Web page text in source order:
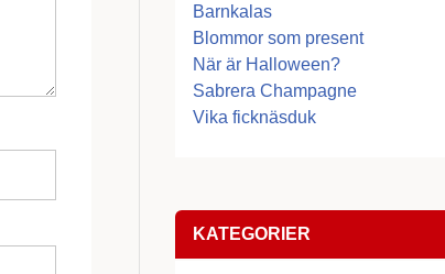
Barnkalas
Blommor som present
När är Halloween?
Sabrera Champagne
Vika ficknäsduk
KATEGORIER